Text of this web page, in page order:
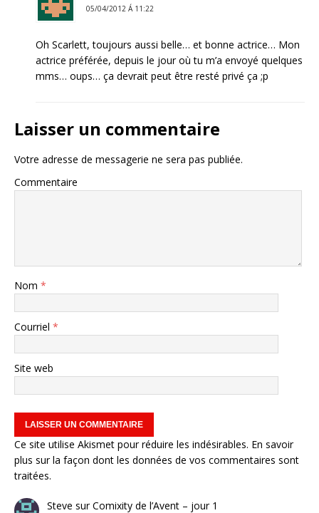
05/04/2012 Á 11:22
Oh Scarlett, toujours aussi belle… et bonne actrice… Mon
actrice préférée, depuis le jour où tu m’a envoyé quelques
mms… oups… ça devrait peut être resté privé ça ;p
Laisser un commentaire
Votre adresse de messagerie ne sera pas publiée.
Commentaire
Nom *
Courriel *
Site web
Ce site utilise Akismet pour réduire les indésirables. En savoir
plus sur la façon dont les données de vos commentaires sont
traitées.
Steve surComixity de l’Avent – jour 1